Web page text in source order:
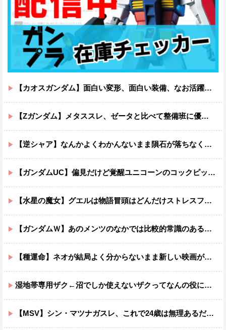
【カオスガンダム】面白い変形、面白い装備、なお活躍…
【Zガンダム】メタススレ、ゼータと比べて整備班に優しそう
【逆シャア】なんかよくわかんないまま隕石が落ちなくていい感じに終わった作品ｗｗｗｗｗｗ
【ガンダムUC】偏見だけど覚醒ユニコーンのコックピットってエアコンの効きが強そうでいいよね
【水星の魔女】グエルは物語冒頭はどんだけストレスフルだったんだよ…ってなる
【ガンダムＷ】あのメンツのなかでは比較的常識のあるほうなのがデュオだよね
【種運命】ネオが結局よく分からないまま新しい映画が終わった後ももやもやしてる
湿地帯専用ザク←沼でしか使えないザクってなんの役に立つ設定なんだ？
【MSV】シン・マツナガスレ、これで24歳は無理あるだろ…